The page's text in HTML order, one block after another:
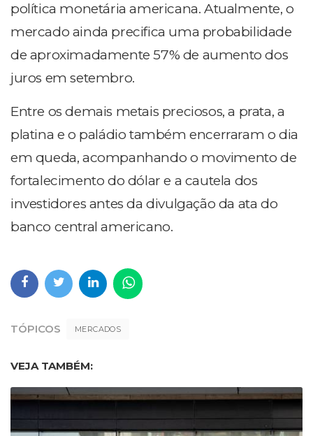
política monetária americana. Atualmente, o
mercado ainda precifica uma probabilidade
de aproximadamente 57% de aumento dos
juros em setembro.
Entre os demais metais preciosos, a prata, a
platina e o paládio também encerraram o dia
em queda, acompanhando o movimento de
fortalecimento do dólar e a cautela dos
investidores antes da divulgação da ata do
banco central americano.
TÓPICOS MERCADOS
VEJA TAMBÉM: